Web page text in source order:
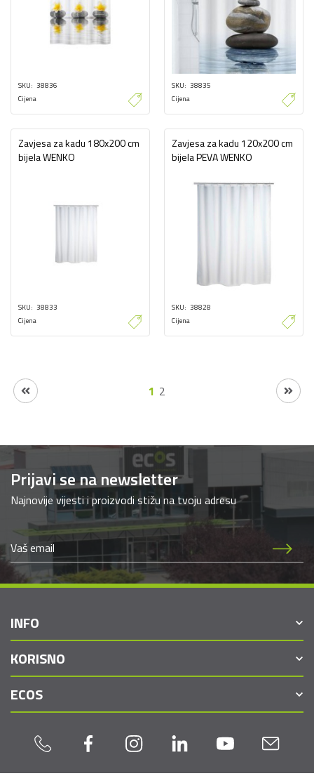
SKU 38836
Cijena
SKU 38835
Cijena
Zavjesa za kadu 180x200 cm
bijela WENKO
SKU 38833
Cijena
Zavjesa za kadu 120x200 cm
bijela PEVA WENKO
SKU 38828
Cijena
1 2
Prijavi se na newsletter
Najnovije vijesti i proizvodi stižu na tvoju adresu
INFO
KORISNO
ECOS